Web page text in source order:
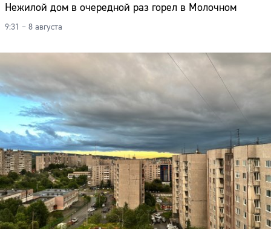
Нежилой дом в очередной раз горел в Молочном
9:31 – 8 августа